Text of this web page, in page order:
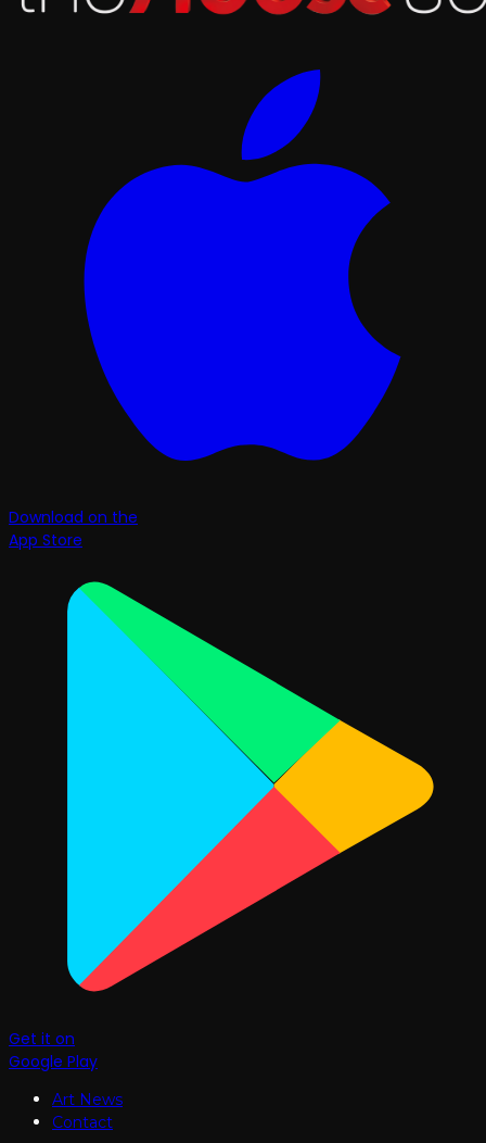
Download on the
App Store
Get it on
Google Play
Art News
Contact